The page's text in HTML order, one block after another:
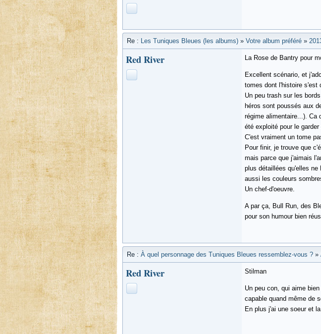
Re : Les Tuniques Bleues (les albums) » Votre album préféré »
Red River La Rose de Bantry pour
Excellent scénario, et
tomes dont l'histoire s'est
Un peu trash sur les
héros sont poussés aux
régime alimentaire...). Ca
été exploité pour le
C'est vraiment un tome
Pour finir, je trouve que
mais parce que j'aimais
plus détaillées qu'elles ne
aussi les couleurs
Un chef-d'oeuvre.
A par ça, Bull Run, des
pour son humour bien
Re : À quel personnage des Tuniques Bleues ressemblez-vous ? »
Red River Stilman
Un peu con, qui aime
capable quand même de
En plus j'ai une soeur et